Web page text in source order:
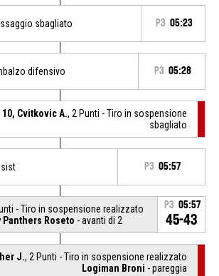
sbagliato P3 05:23
difensivo P3 05:28
10, Cvitkovic A., 2 Punti - Tiro in sospensione
sbagliato
P3 05:57
- Tiro in sospensione realizzato
Panthers Roseto - avanti di 2
P3 05:57
45-43
J., 2 Punti - Tiro in sospensione realizzato
Logiman Broni - pareggia